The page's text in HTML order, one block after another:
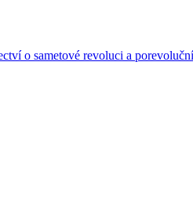
o sametové revoluci a